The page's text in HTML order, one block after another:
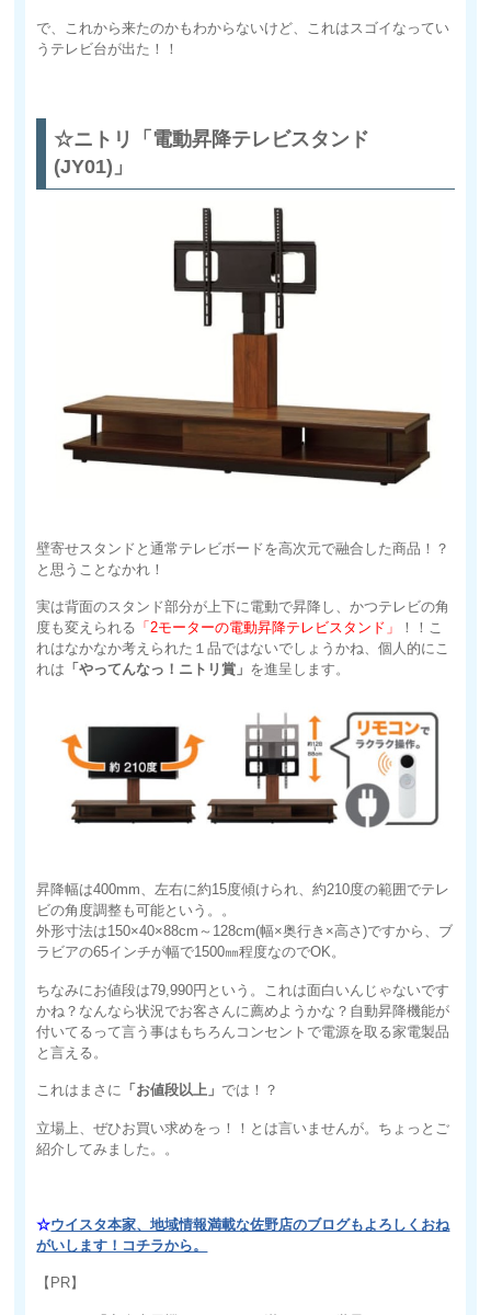
で、これから来たのかもわからないけど、これはスゴイなってい
うテレビ台が出た！！
☆ニトリ「電動昇降テレビスタンド
(JY01)」
壁寄せスタンドと通常テレビボードを高次元で融合した商品！？
と思うことなかれ！
実は背面のスタンド部分が上下に電動で昇降し、かつテレビの角
度も変えられる 「2モーターの電動昇降テレビスタンド」
！！こ
れはなかなか考えられた１品ではないでしょうかね、個人的にこ
れは 「やってんなっ！ニトリ賞」 を進呈します。
昇降幅は400mm、左右に約15度傾けられ、約210度の範囲でテレ
ビの角度調整も可能という。。
外形寸法は150×40×88cm～128cm(幅×奥行き×高さ)ですから、ブ
ラビアの65インチが幅で1500㎜程度なのでOK。
ちなみにお値段は79,990円という。これは面白いんじゃないです
かね？なんなら状況でお客さんに薦めようかな？自動昇降機能が
付いてるって言う事はもちろんコンセントで電源を取る家電製品
と言える。
これはまさに 「お値段以上」 では！？
立場上、ぜひお買い求めをっ！！とは言いませんが。ちょっとご
紹介してみました。。
☆ウイスタ本家、地域情報満載な佐野店のブログもよろしくおね
がいします！コチラから。
【PR】